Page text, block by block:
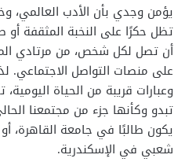
يؤمن وجدي بأن الأدب العالمي،
تظل حكرًا على النخبة المثقفة أو
أن تصل لكل شخص، من مرتادي
على منصات التواصل الاجتماعي.
وعبارات قريبة من الحياة
تبدو وكأنها جزء من مجتمعنا
يكون طالبًا في جامعة القاهرة،
شعبي في الإسكندرية.